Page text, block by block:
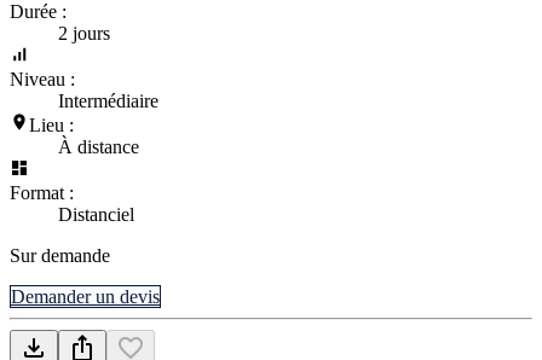
Durée :
2 jours
Niveau :
Intermédiaire
Lieu :
À distance
Format :
Distanciel
Sur demande
Demander un devis